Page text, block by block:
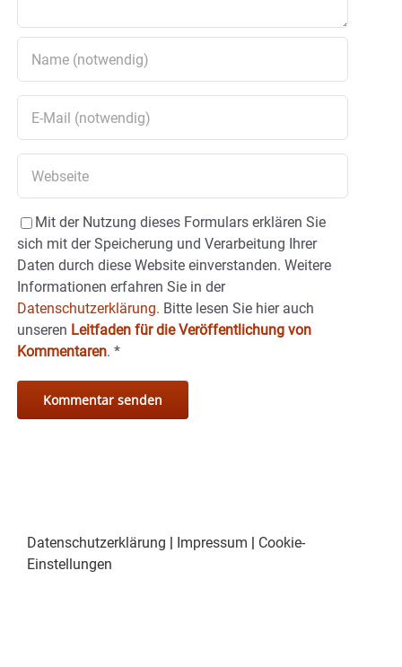
Mit der Nutzung dieses Formulars erklären Sie
sich mit der Speicherung und Verarbeitung Ihrer
Daten durch diese Website einverstanden. Weitere
Informationen erfahren Sie in der
Datenschutzerklärung. Bitte lesen Sie hier auch
unseren Leitfaden für die Veröffentlichung von
Kommentaren. *
Datenschutzerklärung Impressum
Cookie-
Einstellungen